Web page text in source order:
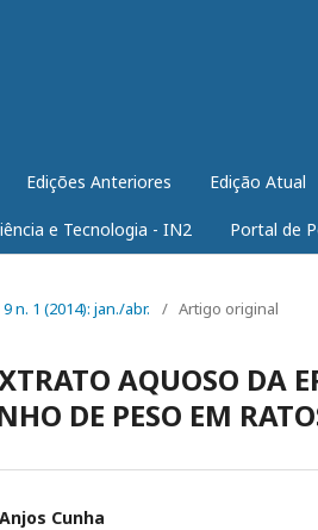
Edições Anteriores Edição Atual
e Tecnologia - IN2 Portal de
9 n. 1 (2014): jan./abr. / Artigo original
AQUOSO
DE PESO EM
Cunha